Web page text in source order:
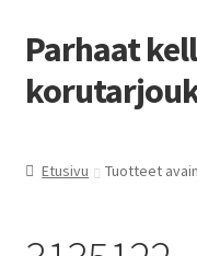
Siirry
navigointiin
Siirry
sisältöön
Parhaat
Etusivu Tuotteet